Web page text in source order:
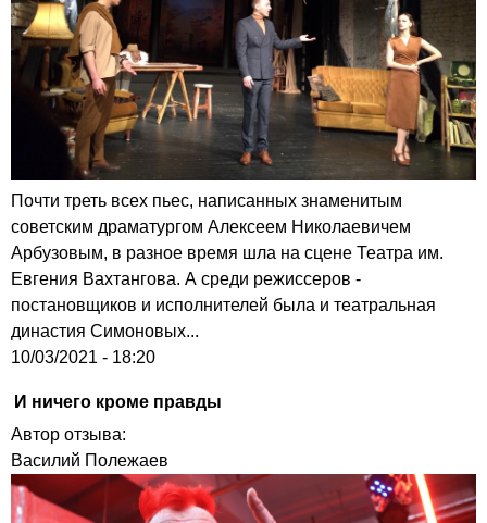
Почти треть всех пьес, написанных знаменитым
советским драматургом Алексеем Николаевичем
Арбузовым, в разное время шла на сцене Театра им.
Евгения Вахтангова. А среди режиссеров -
постановщиков и исполнителей была и театральная
династия Симоновых...
10/03/2021 - 18:20
И ничего кроме правды
Автор отзыва:
Василий Полежаев